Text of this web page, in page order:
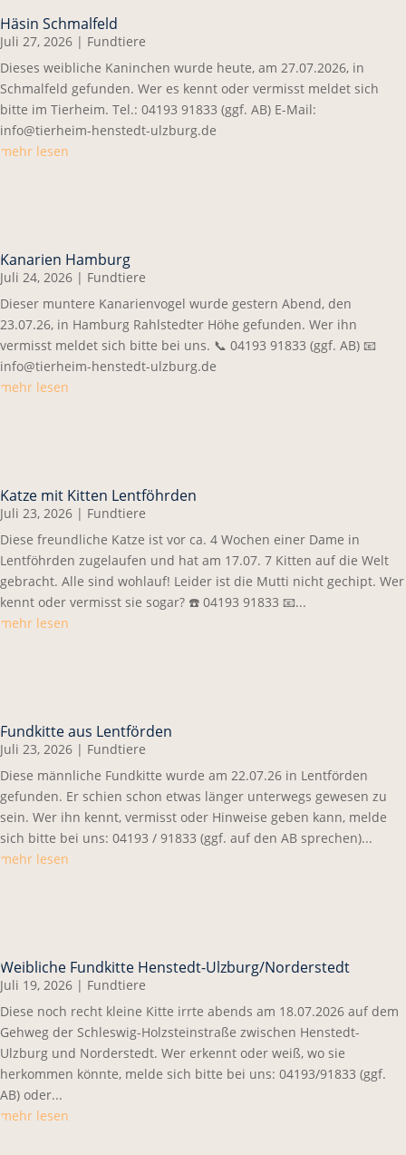
Häsin Schmalfeld
Juli 27, 2026 | Fundtiere
Dieses weibliche Kaninchen wurde heute, am 27.07.2026, in
Schmalfeld gefunden. Wer es kennt oder vermisst meldet sich
bitte im Tierheim. Tel.: 04193 91833 (ggf. AB) E-Mail:
info@tierheim-henstedt-ulzburg.de
mehr lesen
Kanarien Hamburg
Juli 24, 2026 | Fundtiere
Dieser muntere Kanarienvogel wurde gestern Abend, den
23.07.26, in Hamburg Rahlstedter Höhe gefunden. Wer ihn
vermisst meldet sich bitte bei uns. 📞 04193 91833 (ggf. AB) 📧
info@tierheim-henstedt-ulzburg.de
mehr lesen
Katze mit Kitten Lentföhrden
Juli 23, 2026 | Fundtiere
Diese freundliche Katze ist vor ca. 4 Wochen einer Dame in
Lentföhrden zugelaufen und hat am 17.07. 7 Kitten auf die Welt
gebracht. Alle sind wohlauf! Leider ist die Mutti nicht gechipt. Wer
kennt oder vermisst sie sogar? ☎️ 04193 91833 📧...
mehr lesen
Fundkitte aus Lentförden
Juli 23, 2026 | Fundtiere
Diese männliche Fundkitte wurde am 22.07.26 in Lentförden
gefunden. Er schien schon etwas länger unterwegs gewesen zu
sein. Wer ihn kennt, vermisst oder Hinweise geben kann, melde
sich bitte bei uns: 04193 / 91833 (ggf. auf den AB sprechen)...
mehr lesen
Weibliche Fundkitte Henstedt-Ulzburg/Norderstedt
Juli 19, 2026 | Fundtiere
Diese noch recht kleine Kitte irrte abends am 18.07.2026 auf dem
Gehweg der Schleswig-Holzsteinstraße zwischen Henstedt-
Ulzburg und Norderstedt. Wer erkennt oder weiß, wo sie
herkommen könnte, melde sich bitte bei uns: 04193/91833 (ggf.
AB) oder...
mehr lesen